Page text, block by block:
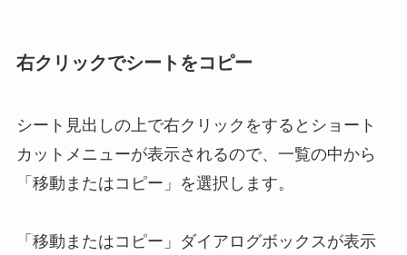
右クリックでシートをコピー
シート見出しの上で右クリックをするとショート
カットメニューが表示されるので、一覧の中から
「移動またはコピー」を選択します。
「移動またはコピー」ダイアログボックスが表示